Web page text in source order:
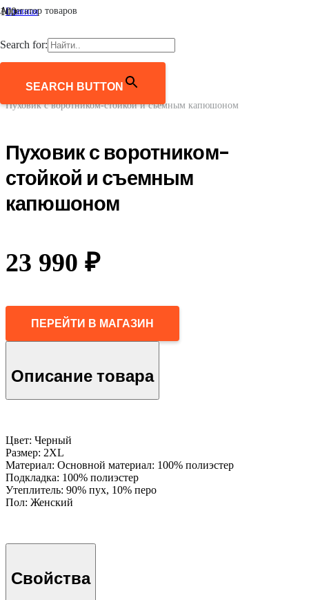
Агрегатор товаров
Search for:
SEARCH BUTTON
Главная
/
Пуховики и пуховые пальто
Пуховик с воротником-стойкой и съемным капюшоном
Пуховик с воротником-
стойкой и съемным
капюшоном
23 990 ₽
ПЕРЕЙТИ В МАГАЗИН
Описание товара
Цвет: Черный
Размер: 2XL
Материал: Основной материал: 100% полиэстер
Подкладка: 100% полиэстер
Утеплитель: 90% пух, 10% перо
Пол: Женский
Свойства